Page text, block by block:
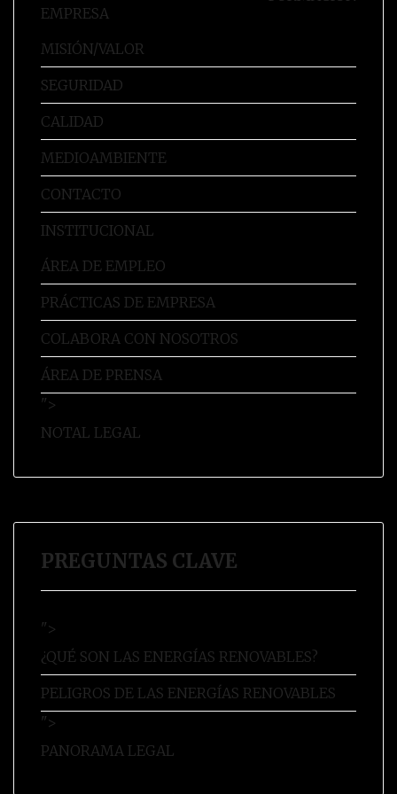
EMPRESA
MISIÓN/VALOR
SEGURIDAD
CALIDAD
MEDIOAMBIENTE
CONTACTO
INSTITUCIONAL
ÁREA DE EMPLEO
PRÁCTICAS DE EMPRESA
COLABORA CON NOSOTROS
ÁREA DE PRENSA
">
NOTAL LEGAL
PREGUNTAS CLAVE
">
¿QUÉ SON LAS ENERGÍAS RENOVABLES?
PELIGROS DE LAS ENERGÍAS RENOVABLES
">
PANORAMA LEGAL